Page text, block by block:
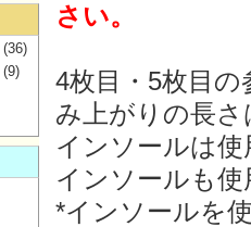
さい。
4枚目・5枚目
み上がりの長
インソールは
インソールも
*インソールを
(36)
(9)